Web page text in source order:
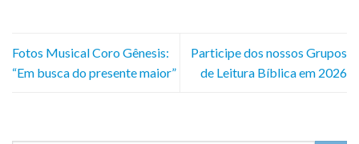
Fotos Musical Coro Gênesis:
“Em busca do presente maior”
Participe dos nossos Grupos
de Leitura Bíblica em 2026